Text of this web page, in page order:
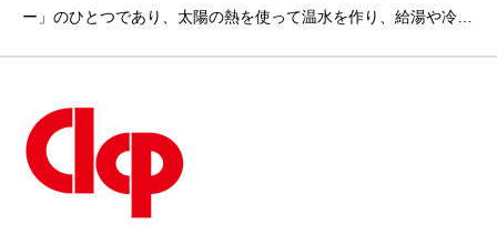
ー」のひとつであり、太陽の熱を使って温水を作り、給湯や冷暖